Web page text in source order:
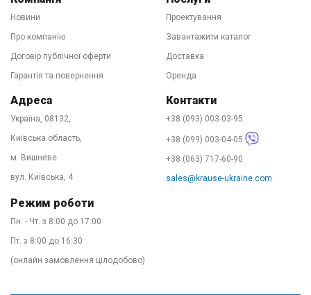
доставкою по всій країні. 90% замовлень ми
відправляємо в той же день зручним для Вас
перевізником. День-два і драбини у Вас. Телефонуйте!
Наші фахівці підкажуть у виборі оптимального
нададуть офіційну гарантію на товар. Купити KRAUSE -
легко!
Новини
Про компанію
Договір публічної оферти
Гарантія та повернення
Проектування
Завантажити каталог
Доставка
Оренда
Адреса
Україна, 08132,
Київська область,
м. Вишневе
вул. Київська, 4
Контакти
+38 (093) 003-03-95
+38 (099) 003-04-05
+38 (063) 717-60-90
sales@krause-ukraine.com
Режим роботи
Пн. - Чт. з 8:00 до 17:00
Пт. з 8:00 до 16:30
(онлайн замовлення цілодобово)